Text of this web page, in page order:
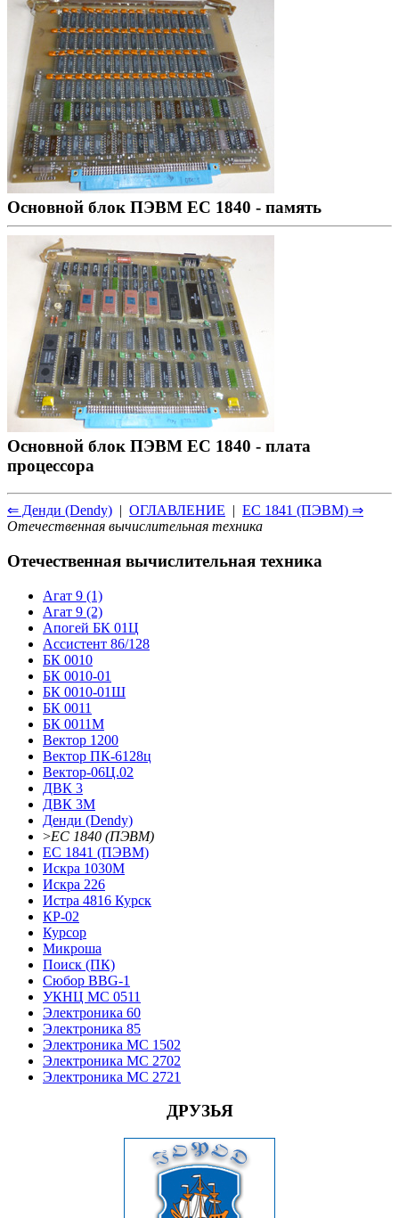
Основной блок ПЭВМ ЕС 1840 - память
Основной блок ПЭВМ ЕС 1840 - плата
процессора
⇐ Денди (Dendy) | ОГЛАВЛЕНИЕ | ЕС 1841 (ПЭВМ) ⇒
Отечественная вычислительная техника
Отечественная вычислительная техника
Агат 9 (1)
Агат 9 (2)
Апогей БК 01Ц
Ассистент 86/128
БК 0010
БК 0010-01
БК 0010-01Ш
БК 0011
БК 0011М
Вектор 1200
Вектор ПК-6128ц
Вектор-06Ц.02
ДВК 3
ДВК 3М
Денди (Dendy)
>ЕС 1840 (ПЭВМ)
ЕС 1841 (ПЭВМ)
Искра 1030М
Искра 226
Истра 4816 Курск
КР-02
Курсор
Микроша
Поиск (ПК)
Сюбор BBG-1
УКНЦ МС 0511
Электроника 60
Электроника 85
Электроника МС 1502
Электроника МС 2702
Электроника МС 2721
ДРУЗЬЯ